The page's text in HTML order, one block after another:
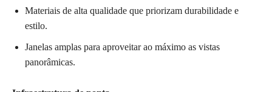
Materiais de alta qualidade que priorizam durabilidade e
estilo.
Janelas amplas para aproveitar ao máximo as vistas
panorâmicas.